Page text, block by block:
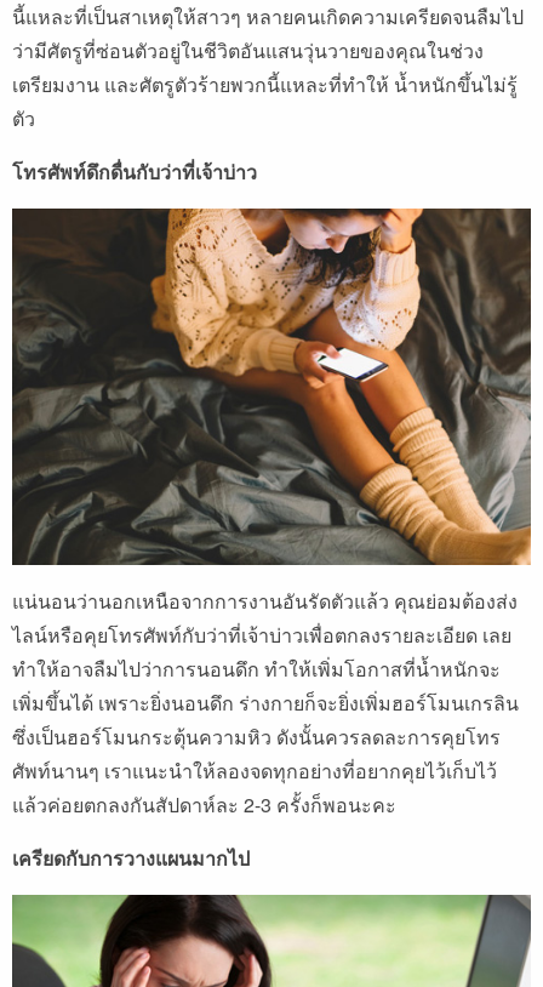
นี้แหละที่เป็นสาเหตุให้สาวๆ หลายคนเกิดความเครียดจนลืมไป
ว่ามีศัตรูที่ซ่อนตัวอยู่ในชีวิตอันแสนวุ่นวายของคุณในช่วง
เตรียมงาน และศัตรูตัวร้ายพวกนี้แหละที่ทำให้ น้ำหนักขึ้นไม่รู้
ตัว
โทรศัพท์ดึกดื่นกับว่าที่เจ้าบ่าว
แน่นอนว่านอกเหนือจากการงานอันรัดตัวแล้ว คุณย่อมต้องส่ง
ไลน์หรือคุยโทรศัพท์กับว่าที่เจ้าบ่าวเพื่อตกลงรายละเอียด เลย
ทำให้อาจลืมไปว่าการนอนดึก ทำให้เพิ่มโอกาสที่น้ำหนักจะ
เพิ่มขึ้นได้ เพราะยิ่งนอนดึก ร่างกายก็จะยิ่งเพิ่มฮอร์โมนเกรลิน
ซึ่งเป็นฮอร์โมนกระตุ้นความหิว ดังนั้นควรลดละการคุยโทร
ศัพท์นานๆ เราแนะนำให้ลองจดทุกอย่างที่อยากคุยไว้เก็บไว้
แล้วค่อยตกลงกันสัปดาห์ละ 2-3 ครั้งก็พอนะคะ
เครียดกับการวางแผนมากไป